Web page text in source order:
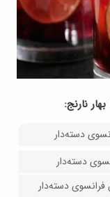
نارنج:
دسته‌دار